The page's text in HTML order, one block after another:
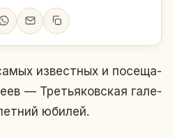
из­вест­ных и по­се­ща­
— Тре­тья­ков­ская га­ле­
юбилей.